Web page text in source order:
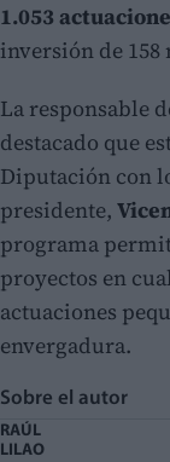
1.053
inversión de
La responsable
destacado que
Diputación con
presidente,
programa
proyectos en
actuaciones
envergadura.
Sobre el autor
RAÚL
LILAO